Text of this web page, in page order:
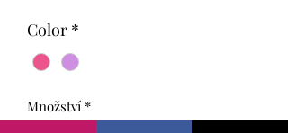
Color *
Množství *